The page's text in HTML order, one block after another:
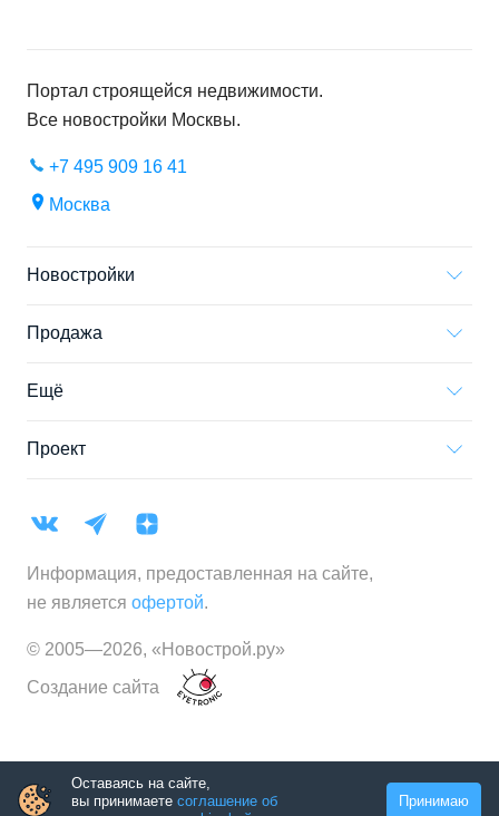
Портал строящейся недвижимости.
Все новостройки Москвы.
+7 495 909 16 41
Москва
Новостройки
Продажа
Ещё
Проект
Информация, предоставленная на сайте,
не является офертой.
© 2005—2026, «Новострой.ру»
Создание сайта
Оставаясь на сайте,
вы принимаете соглашение об
Принимаю